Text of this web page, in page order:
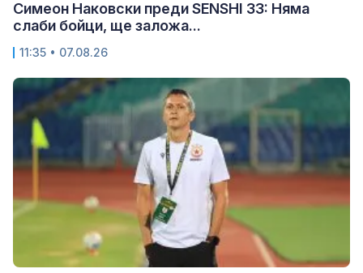
Симеон Наковски преди SENSHI 33: Няма
слаби бойци, ще заложа...
11:35 • 07.08.26